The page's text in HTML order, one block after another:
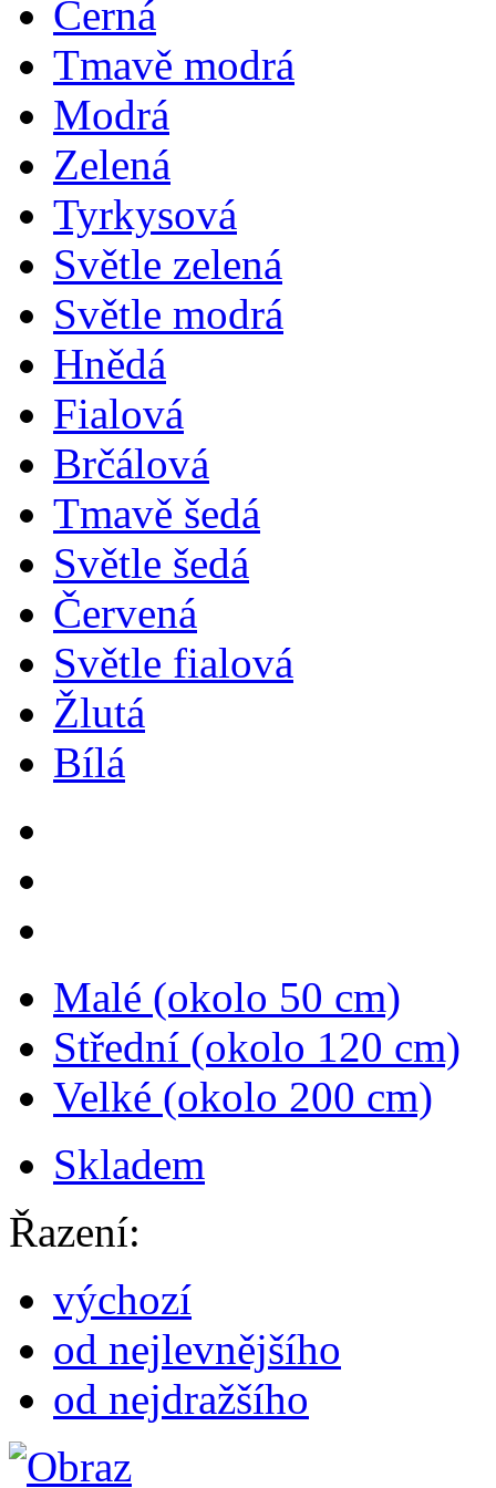
Černá
Tmavě modrá
Modrá
Zelená
Tyrkysová
Světle zelená
Světle modrá
Hnědá
Fialová
Brčálová
Tmavě šedá
Světle šedá
Červená
Světle fialová
Žlutá
Bílá
Malé (okolo 50 cm)
Střední (okolo 120 cm)
Velké (okolo 200 cm)
Skladem
Řazení:
výchozí
od nejlevnějšího
od nejdražšího